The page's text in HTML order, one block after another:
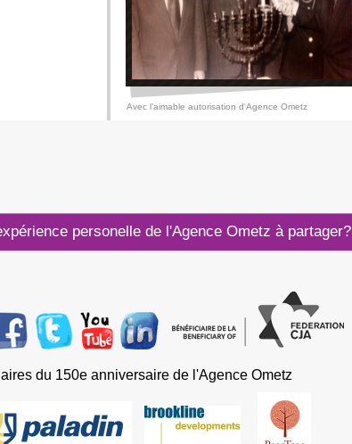
Avec l’aimable autorisation d'Agence Ometz
personelle de l'Agence Ometz à partager?
du 150e anniversaire de l'Agence Ometz